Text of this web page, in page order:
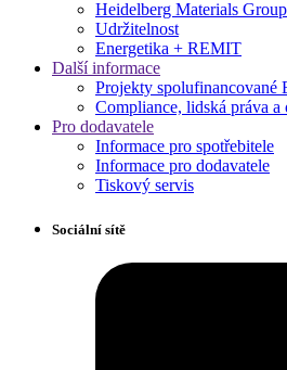
Heidelberg Materials Group
Udržitelnost
Energetika + REMIT
Další informace
Projekty spolufinancované
Compliance, lidská práva a
Pro dodavatele
Informace pro spotřebitele
Informace pro dodavatele
Tiskový servis
Sociální sítě